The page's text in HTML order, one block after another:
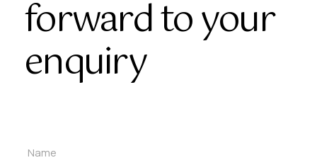
forward to your
enquiry